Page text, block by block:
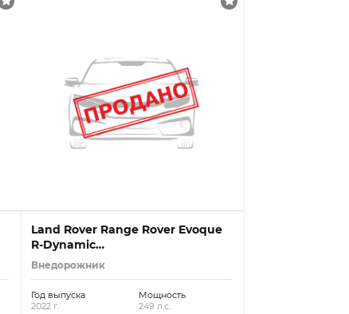
Land Rover Range Rover Evoque
R-Dynamic
SE/P250/KAMERA/MEMO
Внедорожник
Год выпуска
2022 г.
Мощность
249 л.с.